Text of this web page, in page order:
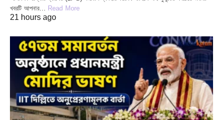
খবরটি আপনার… Read More
21 hours ago